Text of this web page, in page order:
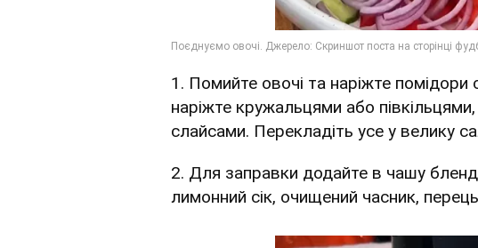
1. Помийте овочі та наріжте
наріжте кружальцями або
слайсами. Перекладіть усе у велику
2. Для заправки додайте в чашу
лимонний сік, очищений часник, перець